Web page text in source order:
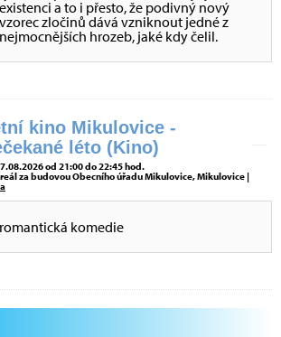
existenci a to i přesto, že podivný nový
vzorec zločinů dává vzniknout jedné z
nejmocnějších hrozeb, jaké kdy čelil.
kino Mikulovice -
léto (Kino)
od 21:00 do 22:45 hod.
za budovou Obecního úřadu Mikulovice, Mikulovice |
romantická komedie